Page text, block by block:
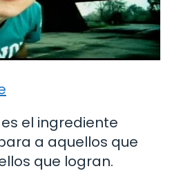
el ingrediente
a aquellos que
que logran.